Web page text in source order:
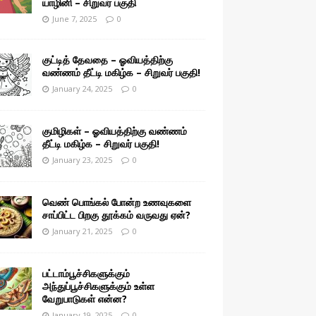
June 7, 2025 0
குட்டித் தேவதை – ஓவியத்திற்கு
வண்ணம் தீட்டி மகிழ்க – சிறுவர் பகுதி!
January 24, 2025 0
குமிழிகள் – ஓவியத்திற்கு வண்ணம்
தீட்டி மகிழ்க – சிறுவர் பகுதி!
January 23, 2025 0
வெண் பொங்கல் போன்ற உணவுகளை
சாப்பிட்ட பிறகு தூக்கம் வருவது ஏன்?
January 21, 2025 0
பட்டாம்பூச்சிகளுக்கும்
அந்துப்பூச்சிகளுக்கும் உள்ள
வேறுபாடுகள் என்ன?